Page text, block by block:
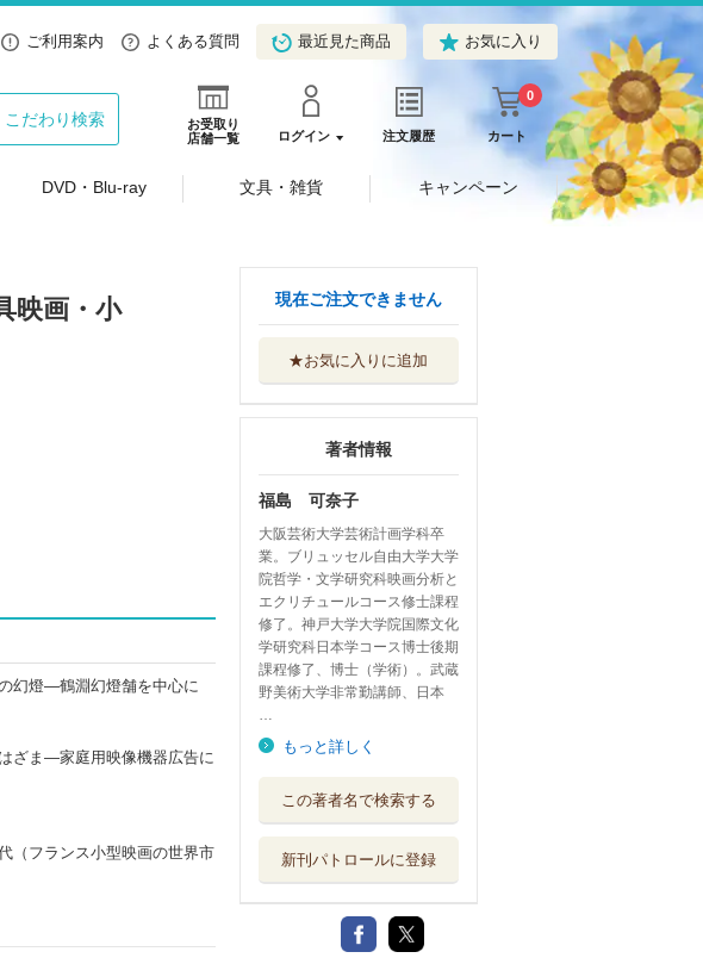
ご利用案内 よくある質問 最近見た商品 お気に入り
お受取り
店舗一覧
ログイン 注文履歴 カート
0
こだわり検索
DVD・Blu-ray 文具・雑貨 キャンペーン
映画・小
幻燈―鶴淵幻燈舗を中心に
ざま―家庭用映像機器広告に
（フランス小型映画の世界市
現在ご注文できません
★お気に入りに追加
著者情報
福島 可奈子
大阪芸術大学芸術計画学科卒
業。ブリュッセル自由大学大学
院哲学・文学研究科映画分析と
エクリチュールコース修士課程
修了。神戸大学大学院国際文化
学研究科日本学コース博士後期
課程修了、博士（学術）。武蔵
野美術大学非常勤講師、日本
…
もっと詳しく
この著者名で検索する
新刊パトロールに登録